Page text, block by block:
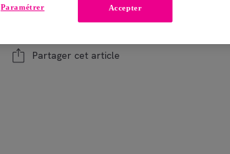
Fackelmann France
Partager cet article
Accepter
Paramétrer